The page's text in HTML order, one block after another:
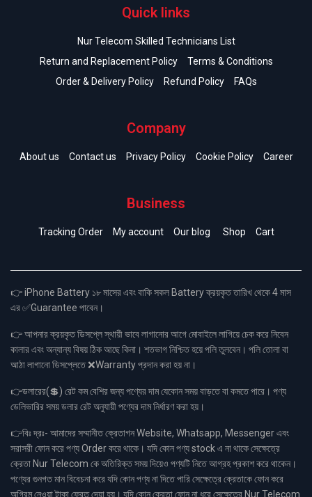
Quick links
Nur Telecom Skilled Technicians List
Return and Replacement Policy
Terms & Conditions
Order & Delivery Policy
Refund Policy FAQs
Company
About us Contact us Privacy Policy Cookie Policy Career
Business
Tracking Order My account Our blog Shop Cart
👉 iPhone Battery ১৮ মাসের এবং বাকি সকল Battery ক্রয়কৃত তারিখ থেকে 4 মাস
এর ✅Guarantee পাবেন।
👉 আপনার ক্রয়কৃত ডিসপ্লে স্থায়ী ভাবে লাগানোর আগে মোবাইলে লাগিয়ে চেক করে নিবেন
কালার এবং অন্যান্য বিষয় ঠিক আছে কিনা। শতভাগ নিশ্চিত হয়ে পলি তুলবেন। পলি তোলা বা
আঠা লাগানো ডিসপ্লেতে ❌Warranty প্রদান করা হয় না।
👉ডলারের(💲) রেট কম বেশির জন্য পণ্যের দাম যেকোন সময় বাড়তে বা কমতে পারে। পণ্য
ডেলিভারির সময় ডলার রেট অনুযায়ী পণ্যের দাম নির্ধারণ করা হয়।
👉বিঃ দ্রঃ- আমাদের সম্মানীত ক্রেতাগন Website, Whatsapp, Messenger এবং
সরাসরী ফোন করে পণ্য Order করে থাকে। যদি কোন পণ্য stock এ না থাকে সেক্ষেত্রে
ক্রেতা Nur Telecom কে অতিরিক্ত সময় দিয়েও পণ্যটি নিতে আগ্রহ প্রকাশ করে থাকেন।
পণ্যের গুনগত মান বিবেচনা করে যদি কোন পণ্য না দিতে পারি সেক্ষেত্রে ক্রেতাকে ফোন করে
অগ্রিম নেওয়া টাকা ফেরত দেয়া হয়। যদি কোন ক্রেতা ফোন না ধরে সেক্ষেত্রে Nur Telecom